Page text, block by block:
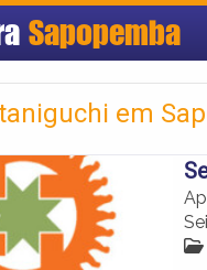
Sapopemba
em